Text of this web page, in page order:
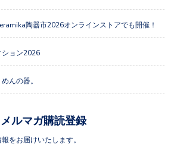
陶器市2026オンラインストアでも開催！
ション2026
んの器。
メルマガ購読登録
をお届けいたします。